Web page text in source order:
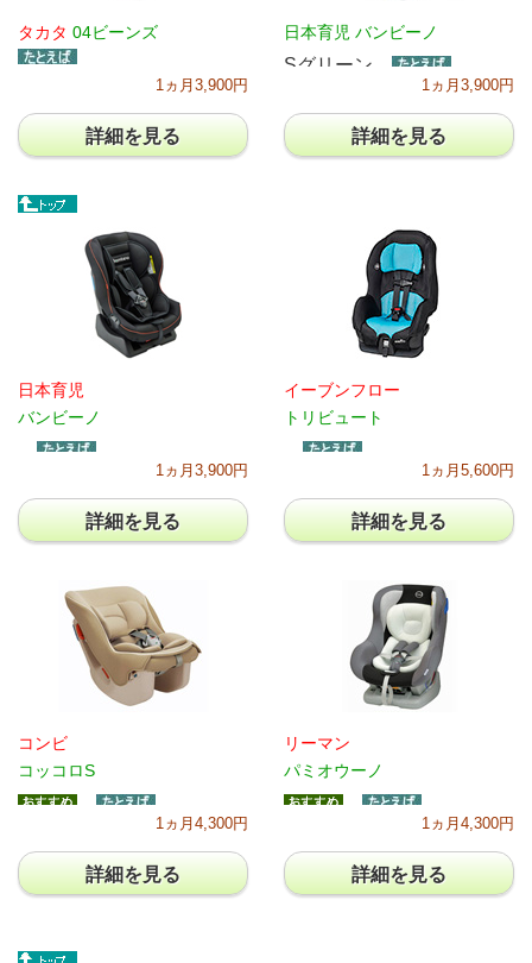
タカタ 04ビーンズ
1ヵ月3,900円
詳細を見る
日本育児 バンビーノ
Sグリーン
1ヵ月3,900円
詳細を見る
日本育児
バンビーノ
1ヵ月3,900円
詳細を見る
イーブンフロー
トリビュート
1ヵ月5,600円
詳細を見る
コンビ
コッコロS
1ヵ月4,300円
詳細を見る
リーマン
パミオウーノ
1ヵ月4,300円
詳細を見る